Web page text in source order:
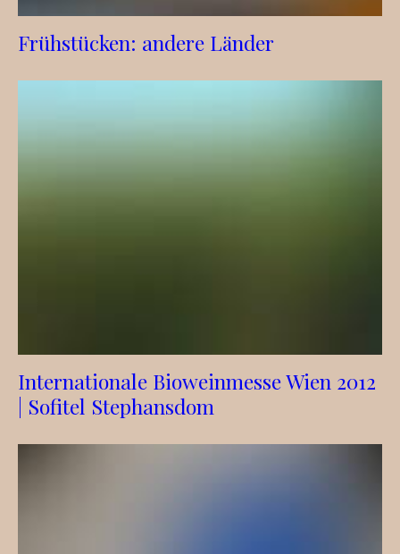
Frühstücken: andere Länder
Internationale Bioweinmesse Wien 2012
| Sofitel Stephansdom